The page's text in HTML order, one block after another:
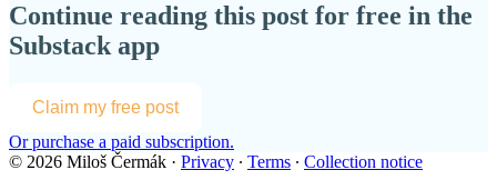
Continue reading this post for free in the
Substack app
Claim my free post
Or purchase a paid subscription.
© 2026 Miloš Čermák · Privacy ∙ Terms ∙ Collection notice